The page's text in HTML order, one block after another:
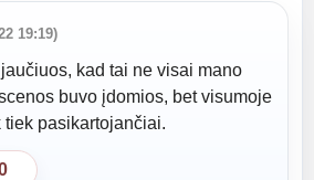
19:19)
kad tai ne visai mano
buvo įdomios, bet visumoje
pasikartojančiai.